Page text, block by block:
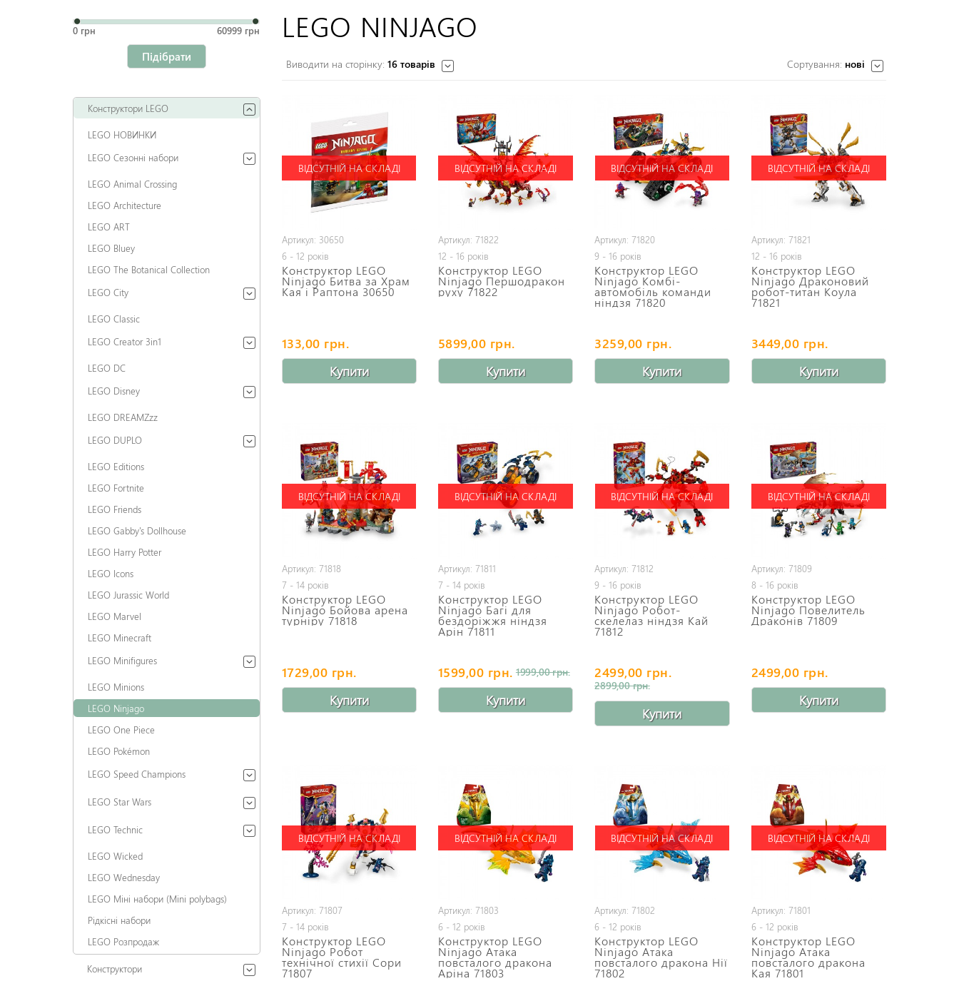
LEGO NINJAGO
Виводити на сторінку: 16 товарів Сортування: нові
ВІДСУТНІЙ НА СКЛАДІ
Артикул: 30650
6 - 12 років
Конструктор LEGO
Ninjago Битва за Храм
Кая і Раптона 30650
133,00 грн.
Купити
ВІДСУТНІЙ НА СКЛАДІ
Артикул: 71822
12 - 16 років
Конструктор LEGO
Ninjago Першодракон
руху 71822
5899,00 грн.
Купити
ВІДСУТНІЙ НА СКЛАДІ
Артикул: 71820
9 - 16 років
Конструктор LEGO
Ninjago Комбі-
автомобіль команди
ніндзя 71820
3259,00 грн.
Купити
ВІДСУТНІЙ НА СКЛАДІ
Артикул: 71821
12 - 16 років
Конструктор LEGO
Ninjago Драконовий
робот-титан Коула
71821
3449,00 грн.
Купити
ВІДСУТНІЙ НА СКЛАДІ
Артикул: 71818
7 - 14 років
Конструктор LEGO
Ninjago Бойова арена
турніру 71818
1729,00 грн.
Купити
ВІДСУТНІЙ НА СКЛАДІ
Артикул: 71811
7 - 14 років
Конструктор LEGO
Ninjago Багі для
бездоріжжя ніндзя
Арін 71811
1599,00 грн. 1999,00 грн.
Купити
ВІДСУТНІЙ НА СКЛАДІ
Артикул: 71812
9 - 16 років
Конструктор LEGO
Ninjago Робот-
скелелаз ніндзя Кай
71812
2499,00 грн.
2899,00 грн.
Купити
ВІДСУТНІЙ НА СКЛАДІ
Артикул: 71809
8 - 16 років
Конструктор LEGO
Ninjago Повелитель
Драконів 71809
2499,00 грн.
Купити
ВІДСУТНІЙ НА СКЛАДІ
Артикул: 71807
7 - 14 років
Конструктор LEGO
Ninjago Робот
технічної стихії Сори
71807
ВІДСУТНІЙ НА СКЛАДІ
Артикул: 71803
6 - 12 років
Конструктор LEGO
Ninjago Атака
повсталого дракона
Аріна 71803
ВІДСУТНІЙ НА СКЛАДІ
Артикул: 71802
6 - 12 років
Конструктор LEGO
Ninjago Атака
повсталого дракона Нії
71802
ВІДСУТНІЙ НА СКЛАДІ
Артикул: 71801
6 - 12 років
Конструктор LEGO
Ninjago Атака
повсталого дракона
Кая 71801
0 грн 60999 грн
Підібрати
Конструктори LEGO
LEGO НОВИНКИ
LEGO Сезонні набори
LEGO Animal Crossing
LEGO Architecture
LEGO ART
LEGO Bluey
LEGO The Botanical Collection
LEGO City
LEGO Classic
LEGO Creator 3in1
LEGO DC
LEGO Disney
LEGO DREAMZzz
LEGO DUPLO
LEGO Editions
LEGO Fortnite
LEGO Friends
LEGO Gabby's Dollhouse
LEGO Harry Potter
LEGO Icons
LEGO Jurassic World
LEGO Marvel
LEGO Minecraft
LEGO Minifigures
LEGO Minions
LEGO Ninjago
LEGO One Piece
LEGO Pokémon
LEGO Speed Champions
LEGO Star Wars
LEGO Technic
LEGO Wicked
LEGO Wednesday
LEGO Міні набори (Mini polybags)
Рідкісні набори
LEGO Розпродаж
Конструктори